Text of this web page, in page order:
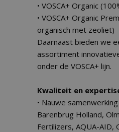
• VOSCA+ Organic
• VOSCA+ Organic
organisch met zeoliet)
Daarnaast bieden we
assortiment
onder de VOSCA+ lijn.
Kwaliteit en
• Nauwe
Barenbrug Holland,
Fertilizers, AQUA-AID,